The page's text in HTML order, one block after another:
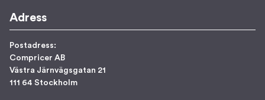
Adress
Postadress:
Compricer AB
Västra Järnvägsgatan 21
111 64 Stockholm